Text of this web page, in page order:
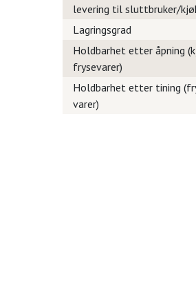
levering til sluttbruker/
Lagringsgrad
Holdbarhet etter åpning
frysevarer)
Holdbarhet etter tining
varer)